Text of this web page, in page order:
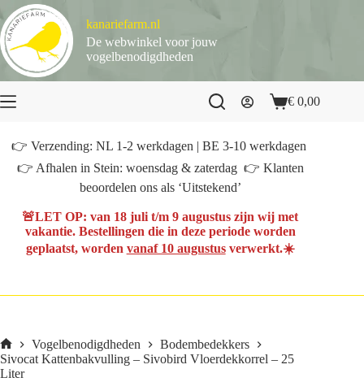
naar
de
inhoud
kanariefarm.nl
De webwinkel voor jouw
vogelbenodigdheden
Winkelwagen
€ 0,00
👉 Verzending: NL 1-2 werkdagen | BE 3-10 werkdagen
👉 Afhalen in Stein: woensdag & zaterdag 👉 Klanten
beoordelen ons als ‘Uitstekend’
🚨LET OP: van 18 juli t/m 9 augustus zijn wij met
vakantie. Bestellingen die in deze periode worden
geplaatst, worden vanaf 10 augustusverwerkt.☀️
Home
Vogelbenodigdheden
Bodembedekkers
Sivocat Kattenbakvulling – Sivobird Vloerdekkorrel – 25
Liter